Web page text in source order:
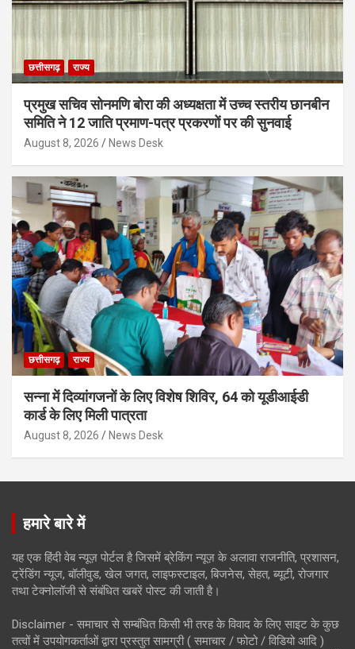
छत्तीसगढ़ राज्य
प्रमुख सचिव सोनमणि बोरा की अध्यक्षता में उच्च स्तरीय छानबीन
समिति ने 12 जाति प्रमाण-पत्र प्रकरणों पर की सुनवाई
August 8, 2026 News Desk
छत्तीसगढ़ राज्य
सन्ना में दिव्यांगजनों के लिए विशेष शिविर, 64 को यूडीआईडी
कार्ड के लिए मिली पात्रता
August 8, 2026 News Desk
हमारे बारे में
यह एक हिंदी वेब न्यूज़ पोर्टल है जिसमें ब्रेकिंग न्यूज़ के अलावा राजनीति, प्रशासन,
ट्रेंडिंग न्यूज, बॉलीवुड, खेल जगत, लाइफस्टाइल, बिजनेस, सेहत, ब्यूटी, रोजगार
तथा टेक्नोलॉजी से संबंधित खबरें पोस्ट की जाती है।
Disclaimer - समाचार से सम्बंधित किसी भी तरह के विवाद के लिए साइट के कुछ
तत्वों में उपयोगकर्ताओं द्वारा प्रस्तुत सामग्री ( समाचार / फोटो / विडियो आदि )